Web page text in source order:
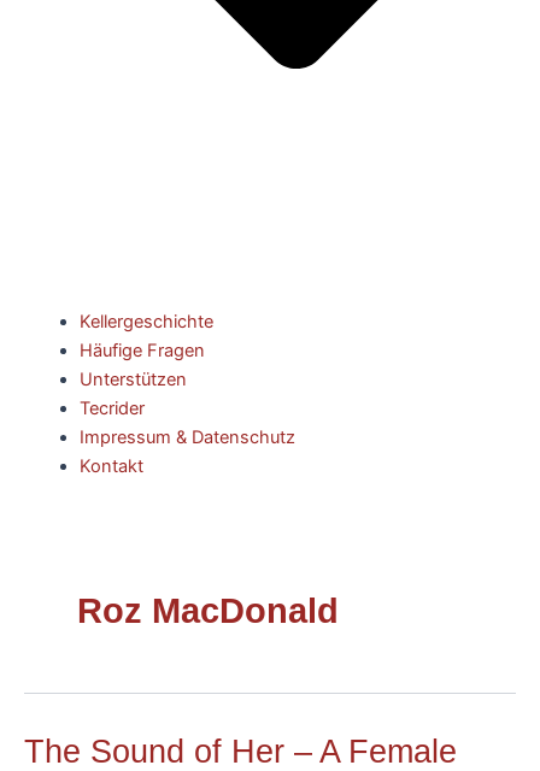
Kellergeschichte
Häufige Fragen
Unterstützen
Tecrider
Impressum & Datenschutz
Kontakt
Roz MacDonald
The Sound of Her – A Female